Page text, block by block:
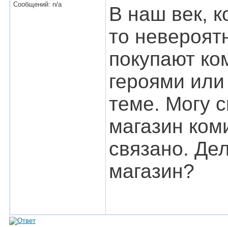
Сообщений: n/a
В наш век,
то
покупают
героями
теме. Могу
магазин
связано.
магазин?